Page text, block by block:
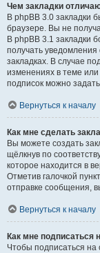
Чем закладки
В phpBB 3.0 закладки
браузере. Вы не
В phpBB 3.1 закладки
получать
закладках. В случае
изменениях в теме
подписок можно
Вернуться к началу
Как мне сделать
Вы можете создать
щёлкнув по
которое находится в
Отметив галочкой
отправке сообщения,
Вернуться к началу
Как мне
Чтобы подписаться